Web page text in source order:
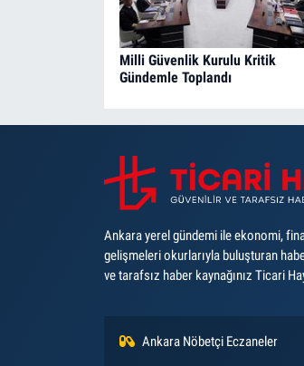
Milli Güvenlik Kurulu Kritik
Gündemle Toplandı
Ankara yerel gündemi ile ekonomi,
gelişmeleri okurlarıyla buluşturan
ve tarafsız haber kaynağınız Ticari
Ankara Nöbetçi Eczaneler